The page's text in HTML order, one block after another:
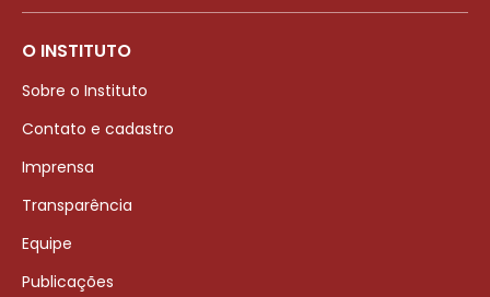
O INSTITUTO
Sobre o Instituto
Contato e cadastro
Imprensa
Transparência
Equipe
Publicações